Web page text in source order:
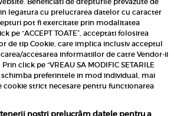
Decizia ONJN nr. 821/25.09.2025.
interzise minorilor.
in legatura cu prelucrarea datelor cu caracter
pot fi exercitate prin modalitatea
pe “ACCEPT TOATE”, acceptati folosirea
de tip Cookie, care implica inclusiv acceptul
accesarea informatiilor de catre Vendor-ii
click pe “VREAU SA MODIFIC SETARILE
schimba preferintele in mod individual, mai
cookie strict necesare pentru functionarea